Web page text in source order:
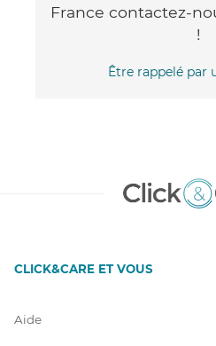
France contactez-
!
Être rappelé par
CLICK&CARE ET VOUS
Aide